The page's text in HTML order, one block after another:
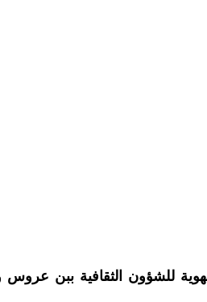
للشؤون الثقافية ببن